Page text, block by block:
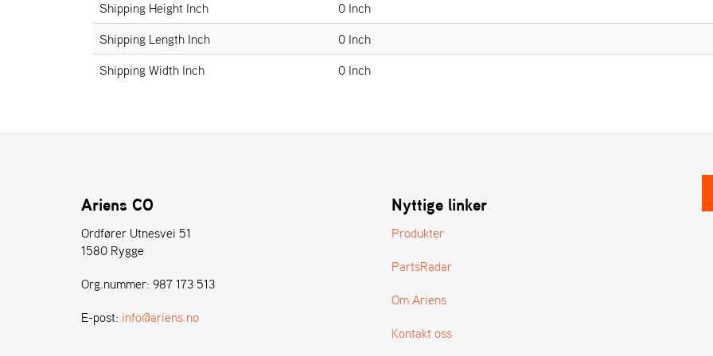
Shipping Height Inch
0 Inch
Shipping Length Inch
0 Inch
Shipping Width Inch
0 Inch
Ariens CO
Ordfører Utnesvei 51
1580 Rygge
Org.nummer: 987 173 513
E-post: info@ariens.no
Nyttige linker
Produkter
PartsRadar
Om Ariens
Kontakt oss